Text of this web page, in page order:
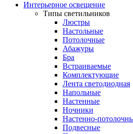
Интерьерное освещение
Типы светильников
Люстры
Настольные
Потолочные
Абажуры
Бра
Встраиваемые
Комплектующие
Лента светодиодная
Напольные
Настенные
Ночники
Настенно-
Подвесные